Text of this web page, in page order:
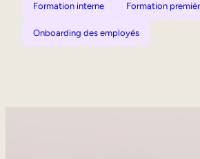
Formation interne Formation
Onboarding des employés